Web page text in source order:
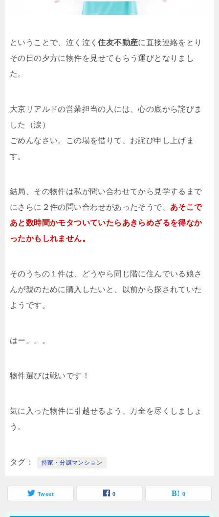
ということで、泣く泣く住友不動産に直接連絡をとり
その日の夕方に物件を見せてもらう運びとなりまし
た。
大京リアルドの営業担当の人には、心の底から詫びま
した（涙）
ごめんなさい。この場を借りて、お詫び申し上げま
す。
結局、その物件は私が問い合わせてから見学するまで
にさらに２件の問い合わせがあったそうで、 あそこで
あと数時間かモタついていたらあきらめざるを得なか
ったかもしれません。
そのうちの１件は、どうやら同じ階に住んでいる娘さ
んが親のために購入したいと、以前から探されていた
ようです。
はー。。。
物件選びは戦いです！
気に入った物件に引越せるよう、万全を尽くしましょ
う。
タグ 持家・分譲マンション
Tweet 0 0